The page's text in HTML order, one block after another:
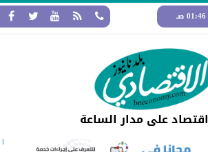
01:46 صـ
اقتصاد على مدار الساعة